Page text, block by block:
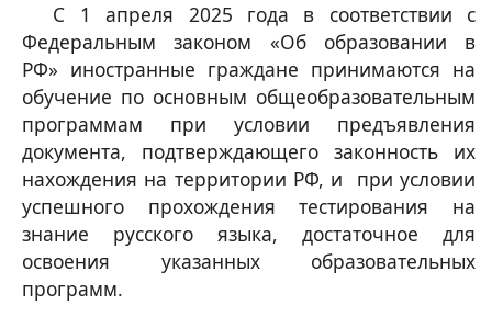
С 1 апреля 2025 года в соответствии с
Федеральным законом «Об образовании в
РФ» иностранные граждане принимаются на
обучение по основным общеобразовательным
программам при условии предъявления
документа, подтверждающего законность их
нахождения на территории РФ, и при условии
успешного прохождения тестирования на
знание русского языка, достаточное для
освоения указанных образовательных
программ.